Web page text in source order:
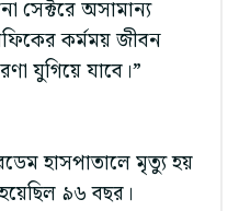
সেক্টরে অসামান্য
কর্মময় জীবন
যুগিয়ে যাবে।”
হাসপাতালে মৃত্যু হয়
৯৬ বছর।